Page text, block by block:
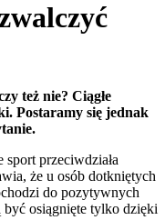
też nie? Ciągłe
Postaramy się jednak
przeciwdziała
że u osób dotkniętych
do pozytywnych
być osiągnięte tylko dzięki